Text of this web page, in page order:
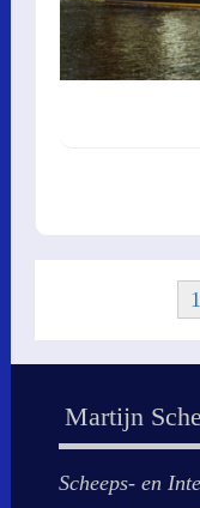
1
Martijn
Scheeps- en